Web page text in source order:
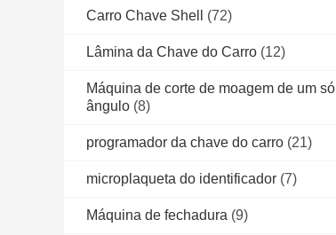
Carro Chave Shell (72)
Lâmina da Chave do Carro (12)
Máquina de corte de moagem de um só
ângulo (8)
programador da chave do carro (21)
microplaqueta do identificador (7)
Máquina de fechadura (9)